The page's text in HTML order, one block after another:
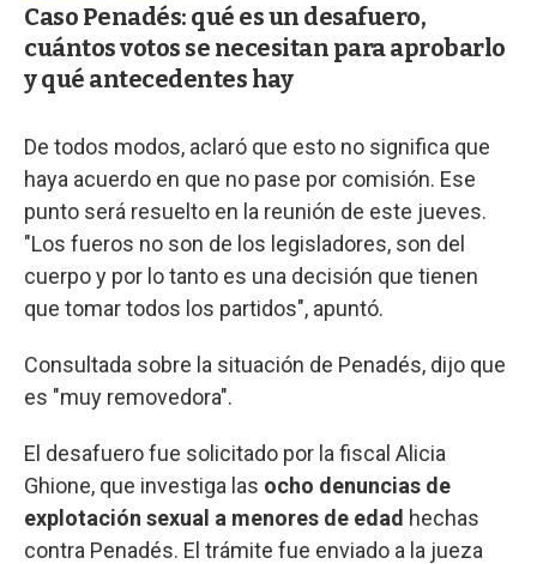
Caso Penadés: qué es un desafuero,
cuántos votos se necesitan para aprobarlo
y qué antecedentes hay
De todos modos, aclaró que esto no significa que
haya acuerdo en que no pase por comisión. Ese
punto será resuelto en la reunión de este jueves.
"Los fueros no son de los legisladores, son del
cuerpo y por lo tanto es una decisión que tienen
que tomar todos los partidos", apuntó.
Consultada sobre la situación de Penadés, dijo que
es "muy removedora".
El desafuero fue solicitado por la fiscal Alicia
Ghione, que investiga las ocho denuncias de
explotación sexual a menores de edad hechas
contra Penadés. El trámite fue enviado a la jueza